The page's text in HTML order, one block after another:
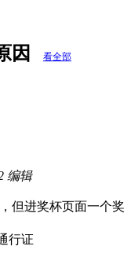
因 看全部
编辑
但进奖杯页面一个奖
行证